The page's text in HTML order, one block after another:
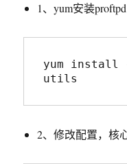
1、yum安装proftpd
yum install
utils
2、修改配置，核